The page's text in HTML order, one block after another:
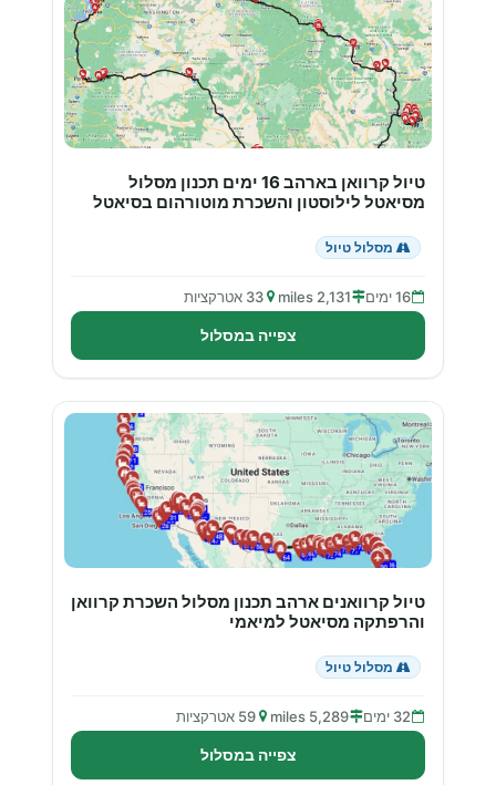
טיול קרוואן בארהב 16 ימים תכנון מסלול
מסיאטל לילוסטון והשכרת מוטורהום בסיאטל
מסלול טיול
16 ימים 2,131 miles 33 אטרקציות
צפייה במסלול
טיול קרוואנים ארהב תכנון מסלול השכרת קרוואן
והרפתקה מסיאטל למיאמי
מסלול טיול
32 ימים 5,289 miles 59 אטרקציות
צפייה במסלול